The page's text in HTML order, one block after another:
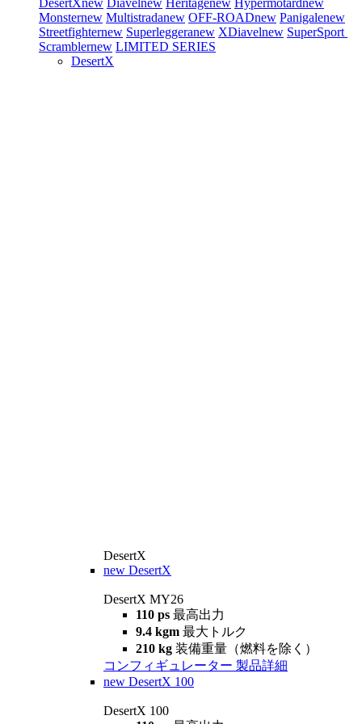
DesertXnew Diavelnew Heritagenew Hypermotardnew
Monsternew Multistradanew OFF-ROADnew Panigalenew
Streetfighternew Superleggeranew XDiavelnew SuperSport
Scramblernew LIMITED SERIES
DesertX
DesertX
new DesertX
DesertX MY26
110 ps 最高出力
9.4 kgm 最大トルク
210 kg 装備重量（燃料を除く）
コンフィギュレーター 製品詳細
new DesertX 100
DesertX 100